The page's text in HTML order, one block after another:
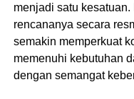
menjadi satu
rencananya secara
semakin memperkuat
memenuhi kebutuhan
dengan semangat